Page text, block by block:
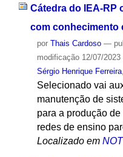
Cátedra do IEA-RP
com conhecimento
por Thais Cardoso —
modificação12/07/2023
Sérgio Henrique Ferreira,
Selecionado vai
manutenção de
para a produção
redes de ensino
Localizado em